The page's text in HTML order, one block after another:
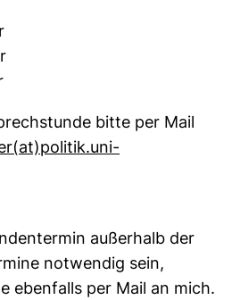
bitte per Mail
Link, öffnet neues
außerhalb der
notwendig sein,
ebenfalls per Mail an mich.